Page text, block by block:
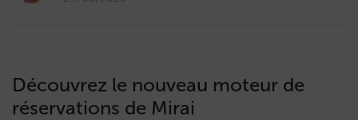
Découvrez le nouveau moteur de
réservations de Mirai